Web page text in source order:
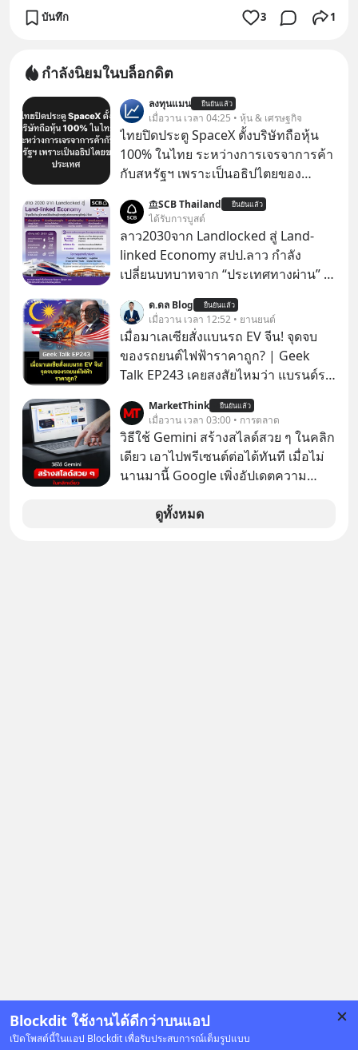
Blockdit ใช้งานได้ดีกว่าบนแอป
เปิดโพสต์นี้ในแอป Blockdit เพื่อรับประสบการณ์เต็มรูปแบบ
บันทึก 3 1
กำลังนิยมในบล็อกดิต
ลงทุนแมน ยืนยันแล้ว
เมื่อวาน เวลา 04:25 • หุ้น & เศรษฐกิจ
ไทยปิดประตู SpaceX ตั้งบริษัทถือหุ้น
100% ในไทย ระหว่างการเจรจาการค้า
กับสหรัฐฯ เพราะเป็นอธิปไตยของ
ประกาศจุดยืนชัดเจนว่า จะไม่อนุญาต
ให้บริษัทสหรัฐฯ ตั้งบริษัทโทรคมนาคม
ดาวเทียมที่ถือหุ้น 100% โดยชาวต่าง
ชาติ ในระหว่างการเจรจาการค้ากับ
ประเด็นด้านอธิปไตยของประเทศ
SCB Thailand ยืนยันแล้ว
ได้รับการบูสต์
ลาว2030จาก Landlocked สู่ Land-
linked Economy สปป.ลาว กำลัง
เปลี่ยนบทบาทจาก “ประเทศทางผ่าน” สู่
ของอนุภูมิภาคลุ่มแม่น้ำโขง
ด.ดล Blog ยืนยันแล้ว
เมื่อวาน เวลา 12:52 • ยานยนต์
เมื่อมาเลเซียสั่งแบนรถ EV จีน! จุดจบ
ของรถยนต์ไฟฟ้าราคาถูก? | Geek
Talk EP243 เคยสงสัยไหมว่า แบรนด์รถ
ราบคาบ จะถูกสกัดดาวรุ่งจนต้องเบรก
หัวทิ่มได้อย่างไร? นี่คือเรื่องจริงที่เพิ่ง
เกิดขึ้นในมาเลเซีย เมื่อรัฐบาลประกาศ
งัด “กฎเหล็ก” สั่งบล็อกการนำเข้ารถ EV
ราคาถูกจากจีนแบบสายฟ้าแลบ ตั้ง
กำแพงราคานำเข้าขั้นต่ำสูงถึง 1.7 ล้าน
บาท! งานนี้ทำเอาค่ายยักษ์ใหญ่อย่าง
ทุกวันผ่าน Line OA ด.ดล Blog คลิกเลย
--> https://lin.ee/aMEkyNA
MarketThink ยืนยันแล้ว
เมื่อวาน เวลา 03:00 • การตลาด
วิธีใช้ Gemini สร้างสไลด์สวย ๆ ในคลิก
เดียว เอาไปพรีเซนต์ต่อได้ทันที เมื่อไม่
นานมานี้ Google เพิ่งอัปเดตความ
สามารถใช้ Gemini ช่วยสร้างสไลด์นำ
ดูทั้งหมด